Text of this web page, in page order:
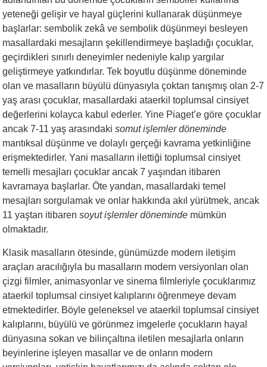
yeteneği gelişir ve hayal güçlerini kullanarak düşünmeye
başlarlar: sembolik zekâ ve sembolik düşünmeyi besleyen
masallardaki mesajların şekillendirmeye başladığı çocuklar,
geçirdikleri sınırlı deneyimler nedeniyle kalıp yargılar
geliştirmeye yatkındırlar. Tek boyutlu düşünme döneminde
olan ve masalların büyülü dünyasıyla çoktan tanışmış olan 2-7
yaş arası çocuklar, masallardaki ataerkil toplumsal cinsiyet
değerlerini kolayca kabul ederler. Yine Piaget’e göre çocuklar
ancak 7-11 yaş arasındakisomut işlemler döneminde
mantıksal düşünme ve dolaylı gerçeği kavrama yetkinliğine
erişmektedirler. Yani masalların ilettiği toplumsal cinsiyet
temelli mesajları çocuklar ancak 7 yaşından itibaren
kavramaya başlarlar. Öte yandan, masallardaki temel
mesajları sorgulamak ve onlar hakkında akıl yürütmek, ancak
11 yaştan itibarensoyut işlemler döneminde mümkün
olmaktadır.
Klasik masalların ötesinde, günümüzde modern iletişim
araçları aracılığıyla bu masalların modern versiyonları olan
çizgi filmler, animasyonlar ve sinema filmleriyle çocuklarımız
ataerkil toplumsal cinsiyet kalıplarını öğrenmeye devam
etmektedirler. Böyle geleneksel ve ataerkil toplumsal cinsiyet
kalıplarını, büyülü ve görünmez imgelerle çocukların hayal
dünyasına sokan ve bilinçaltına iletilen mesajlarla onların
beyinlerine işleyen masallar ve de onların modern